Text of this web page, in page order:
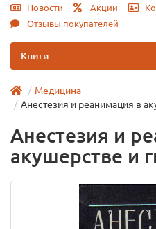
Новости Акции
Отзывы покупателей
Книги
Медицина
Анестезия и реанимация в
Анестезия и
акушерстве и